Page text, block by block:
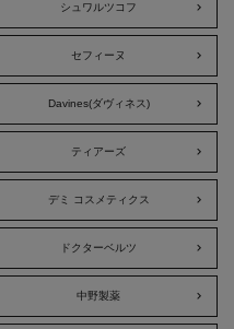
シュワルツコフ
セフィーヌ
Davines(ダヴィネス)
ティアーズ
デミ コスメティクス
ドクターベルツ
中野製薬